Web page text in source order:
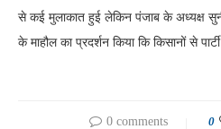
से कई मुलाकात हुई लेकिन पंजाब के अध्यक्ष
के माहौल का प्रदर्शन किया कि किसानों से
0 comments 0